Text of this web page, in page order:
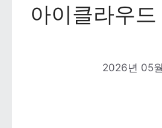
아이클라우
2026년 05